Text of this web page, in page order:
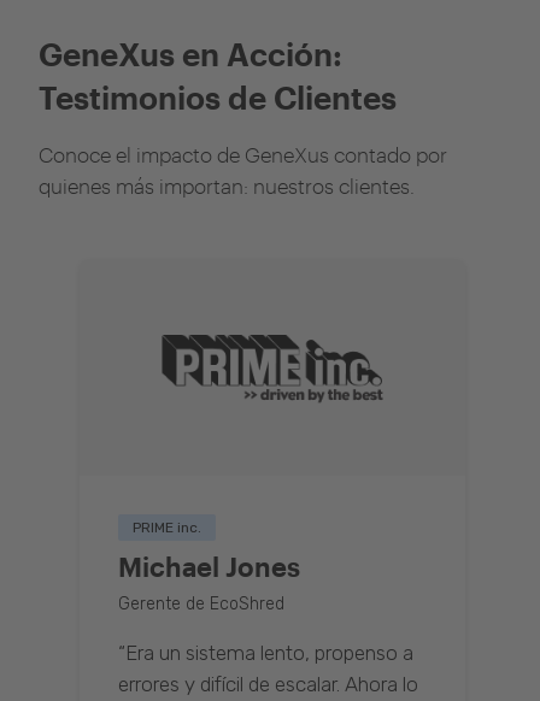
GeneXus en Acción:
Testimonios de Clientes
Conoce el impacto de GeneXus contado por
quienes más importan: nuestros clientes.
PRIME inc.
Michael Jones
Gerente de EcoShred
“Era un sistema lento, propenso a
errores y difícil de escalar. Ahora lo